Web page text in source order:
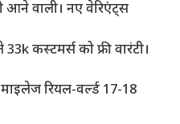
आने वाली। नए वेरिएंट्स
कस्टमर्स को फ्री वारंटी।
रियल-वर्ल्ड 17-18